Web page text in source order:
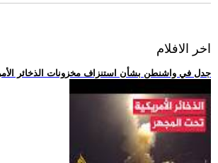
اخر الافلام
.. جدل في واشنطن بشأن استنزاف مخزونات الذخائر